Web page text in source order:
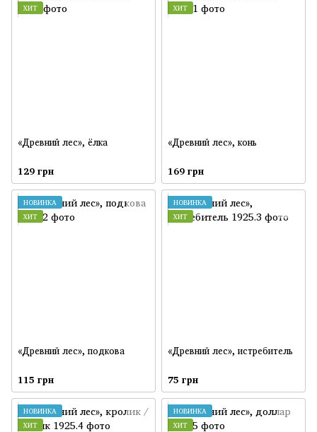
ХИТ
«Древний лес», ёлка
129 грн
ХИТ
«Древний лес», конь
169 грн
НОВИНКА
ХИТ
«Древний лес», подкова
115 грн
НОВИНКА
ХИТ
«Древний лес», истребитель
75 грн
НОВИНКА
ХИТ
НОВИНКА
ХИТ